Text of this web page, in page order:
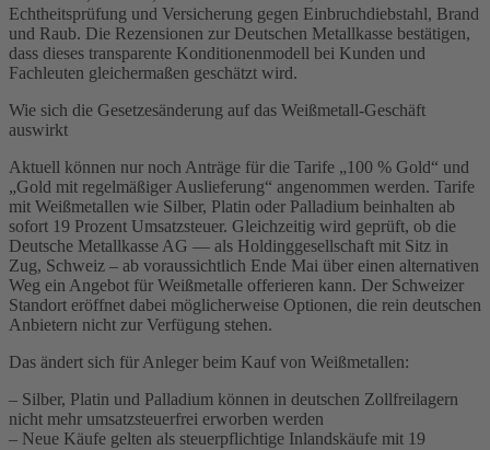
Echtheitsprüfung und Versicherung gegen Einbruchdiebstahl, Brand
und Raub. Die Rezensionen zur Deutschen Metallkasse bestätigen,
dass dieses transparente Konditionenmodell bei Kunden und
Fachleuten gleichermaßen geschätzt wird.
Wie sich die Gesetzesänderung auf das Weißmetall-Geschäft
auswirkt
Aktuell können nur noch Anträge für die Tarife „100 % Gold“ und
„Gold mit regelmäßiger Auslieferung“ angenommen werden. Tarife
mit Weißmetallen wie Silber, Platin oder Palladium beinhalten ab
sofort 19 Prozent Umsatzsteuer. Gleichzeitig wird geprüft, ob die
Deutsche Metallkasse AG — als Holdinggesellschaft mit Sitz in
Zug, Schweiz – ab voraussichtlich Ende Mai über einen alternativen
Weg ein Angebot für Weißmetalle offerieren kann. Der Schweizer
Standort eröffnet dabei möglicherweise Optionen, die rein deutschen
Anbietern nicht zur Verfügung stehen.
Das ändert sich für Anleger beim Kauf von Weißmetallen:
– Silber, Platin und Palladium können in deutschen Zollfreilagern
nicht mehr umsatzsteuerfrei erworben werden
– Neue Käufe gelten als steuerpflichtige Inlandskäufe mit 19